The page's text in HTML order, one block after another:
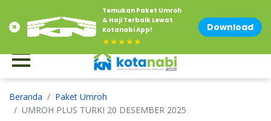
Temukan Paket Umroh
& Haji Terbaik Lewat
Kotanabi App!
★★★★★
Download
Contact Us at 0856-1500-883 Email : info@kotanabi.com
Beranda
Paket Umroh
UMROH PLUS TURKI 20 DESEMBER 2025